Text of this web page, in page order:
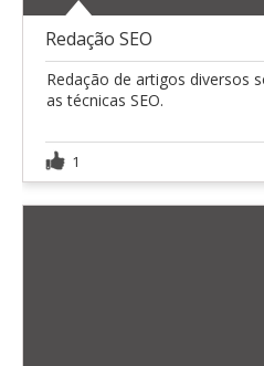
Redação SEO
Redação de artigos diversos
as técnicas SEO.
1